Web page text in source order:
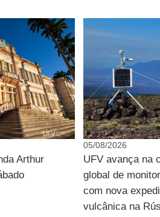
Arthur
05/08/2026
UFV avança na
global de
com nova
vulcânica na